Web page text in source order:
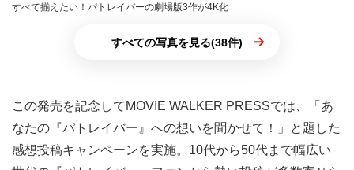
すべて揃えたい！パトレイバーの劇場版3作が4K化
すべての写真を見る(38件)
この発売を記念してMOVIE WALKER PRESSでは、「あ
なたの『パトレイバー』への想いを聞かせて！」と題した
感想投稿キャンペーンを実施。10代から50代まで幅広い